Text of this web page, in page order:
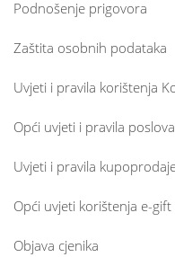
Podnošenje prigovora
Zaštita osobnih podataka
Uvjeti i pravila korištenja
Opći uvjeti i pravila
Uvjeti i pravila
Opći uvjeti korištenja e-
Objava cjenika